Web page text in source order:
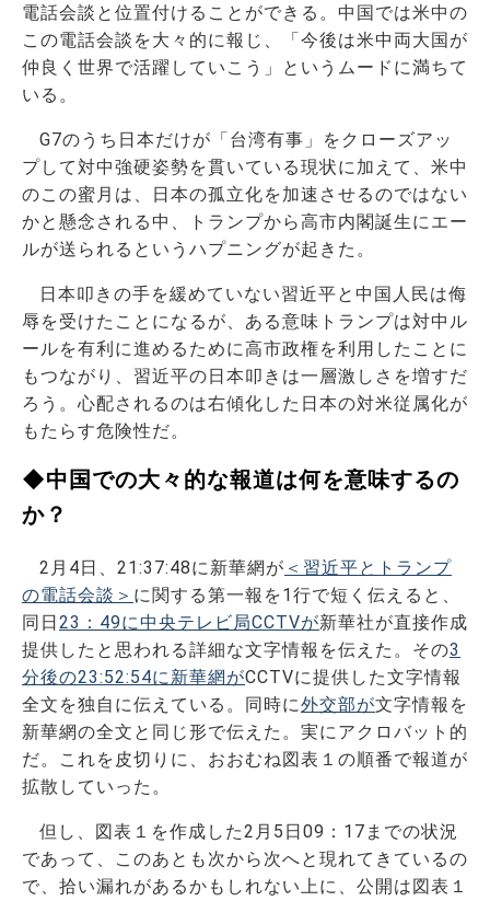
電話会談と位置付けることができる。中国では米中の
この電話会談を大々的に報じ、「今後は米中両大国が
仲良く世界で活躍していこう」というムードに満ちて
いる。
G7のうち日本だけが「台湾有事」をクローズアッ
プして対中強硬姿勢を貫いている現状に加えて、米中
のこの蜜月は、日本の孤立化を加速させるのではない
かと懸念される中、トランプから高市内閣誕生にエー
ルが送られるというハプニングが起きた。
日本叩きの手を緩めていない習近平と中国人民は侮
辱を受けたことになるが、ある意味トランプは対中ル
ールを有利に進めるために高市政権を利用したことに
もつながり、習近平の日本叩きは一層激しさを増すだ
ろう。心配されるのは右傾化した日本の対米従属化が
もたらす危険性だ。
◆中国での大々的な報道は何を意味するの
か？
2月4日、21:37:48に新華網が ＜習近平とトランプ
の電話会談＞ に関する第一報を1行で短く伝えると、
同日23：49に中央テレビ局CCTVが新華社が直接作成
提供したと思われる詳細な文字情報を伝えた。その3
分後の23:52:54に新華網がCCTVに提供した文字情報
全文を独自に伝えている。同時に外交部が文字情報を
新華網の全文と同じ形で伝えた。実にアクロバット的
だ。これを皮切りに、おおむね図表１の順番で報道が
拡散していった。
但し、図表１を作成した2月5日09：17までの状況
であって、このあとも次から次へと現れてきているの
で、拾い漏れがあるかもしれない上に、公開は図表１